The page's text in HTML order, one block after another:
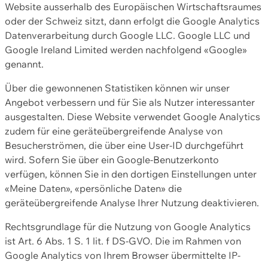
Website ausserhalb des Europäischen Wirtschaftsraumes
oder der Schweiz sitzt, dann erfolgt die Google Analytics
Datenverarbeitung durch Google LLC. Google LLC und
Google Ireland Limited werden nachfolgend «Google»
genannt.
Über die gewonnenen Statistiken können wir unser
Angebot verbessern und für Sie als Nutzer interessanter
ausgestalten. Diese Website verwendet Google Analytics
zudem für eine geräteübergreifende Analyse von
Besucherströmen, die über eine User-ID durchgeführt
wird. Sofern Sie über ein Google-Benutzerkonto
verfügen, können Sie in den dortigen Einstellungen unter
«Meine Daten», «persönliche Daten» die
geräteübergreifende Analyse Ihrer Nutzung deaktivieren.
Rechtsgrundlage für die Nutzung von Google Analytics
ist Art. 6 Abs. 1 S. 1 lit. f DS-GVO. Die im Rahmen von
Google Analytics von Ihrem Browser übermittelte IP-